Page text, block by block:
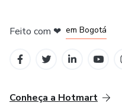
Feito com ❤ em Bogotá
Conheça a Hotmart